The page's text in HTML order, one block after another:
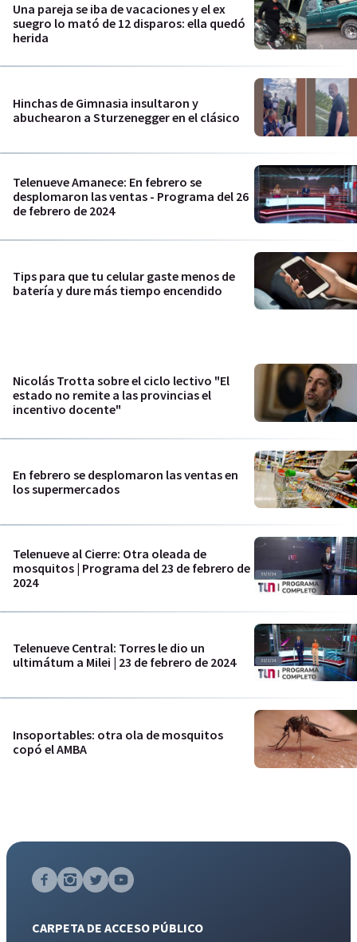
Una pareja se iba de vacaciones y el ex
suegro lo mató de 12 disparos: ella quedó
herida
Hinchas de Gimnasia insultaron y
abuchearon a Sturzenegger en el clásico
Telenueve Amanece: En febrero se
desplomaron las ventas - Programa del 26
de febrero de 2024
Tips para que tu celular gaste menos de
batería y dure más tiempo encendido
Nicolás Trotta sobre el ciclo lectivo "El
estado no remite a las provincias el
incentivo docente"
En febrero se desplomaron las ventas en
los supermercados
Telenueve al Cierre: Otra oleada de
mosquitos | Programa del 23 de febrero de
2024
Telenueve Central: Torres le dio un
ultimátum a Milei | 23 de febrero de 2024
Insoportables: otra ola de mosquitos
copó el AMBA
CARPETA DE ACCESO PÚBLICO